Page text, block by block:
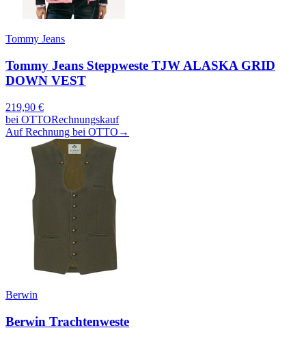
Tommy Jeans
Tommy Jeans Steppweste TJW ALASKA GRID
DOWN VEST
219,90 €
bei OTTORechnungskauf
Auf Rechnung bei OTTO →
Berwin
Berwin Trachtenweste